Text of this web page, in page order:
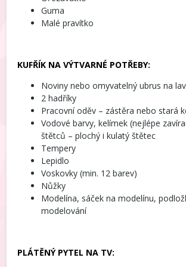
Guma
Malé pravítko
KUFŘÍK NA VÝTVARNÉ POTŘEBY:
Noviny nebo omyvatelný ubrus na
2 hadříky
Pracovní oděv – zástěra nebo stará
Vodové barvy, kelímek (nejlépe
štětců – plochý i kulatý štětec
Tempery
Lepidlo
Voskovky (min. 12 barev)
Nůžky
Modelína, sáček na modelínu,
modelování
PLÁTĚNÝ PYTEL NA TV: